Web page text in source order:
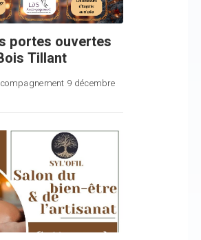
portes ouvertes
Tillant
9 décembre